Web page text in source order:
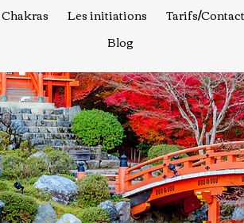
Les initiations Tarifs/Contact
Blog